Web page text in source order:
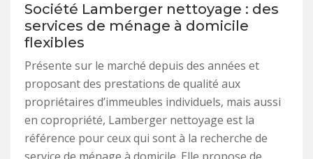
Société Lamberger nettoyage : des
services de ménage à domicile
flexibles
Présente sur le marché depuis des années et
proposant des prestations de qualité aux
propriétaires d’immeubles individuels, mais aussi
en copropriété, Lamberger nettoyage est la
référence pour ceux qui sont à la recherche de